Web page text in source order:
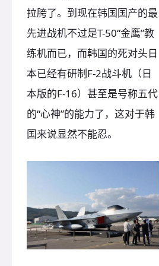
拉胯了。到现在韩国国产的最
先进战机不过是T-50“金鹰”教
练机而已，而韩国的死对头日
本已经有研制F-2战斗机（日
本版的F-16）甚至是号称五代
的“心神”的能力了，这对于韩
国来说显然不能忍。